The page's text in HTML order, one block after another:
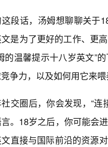
段话，汤姆想聊聊关于
是为了更好的工作、更
的温馨提示十八岁英文”
争力，以及如何用它来喂
交圈后，你会发现，“
。18岁之后，你可能会
直接与国际前沿的资源